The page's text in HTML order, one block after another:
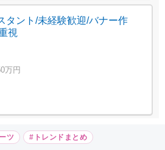
タント/未経験歓迎/バナー作
視
万円
ツ #トレンドまとめ